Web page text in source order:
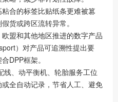
合的标签比贴纸条更难被篡
货或跨区流转异常。
欧盟和其他地区推进的数字产品
）对产品可追溯性提出要
DPP框架。
线、动平衡机、轮胎服务工位
全自动记录，节省人工、避免